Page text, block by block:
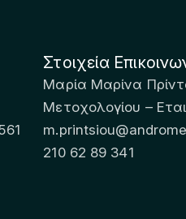
Στοιχεία
Μαρία Μαρίνα
Μετοχολογίου –
210 62 89 341